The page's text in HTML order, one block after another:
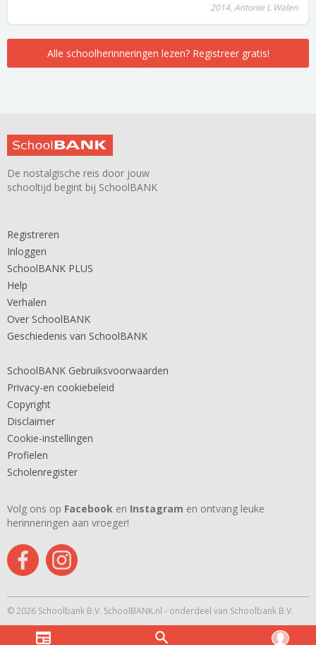
2014, Antonie L Walen
Alle schoolherinneringen lezen? Registreer gratis!
De nostalgische reis door jouw
schooltijd begint bij SchoolBANK
Registreren
Inloggen
SchoolBANK PLUS
Help
Verhalen
Over SchoolBANK
Geschiedenis van SchoolBANK
SchoolBANK Gebruiksvoorwaarden
Privacy-en cookiebeleid
Copyright
Disclaimer
Cookie-instellingen
Profielen
Scholenregister
Volg ons op Facebook en Instagram en ontvang leuke
herinneringen aan vroeger!
© 2026 Schoolbank B.V. SchoolBANK.nl - onderdeel van Schoolbank B.V.